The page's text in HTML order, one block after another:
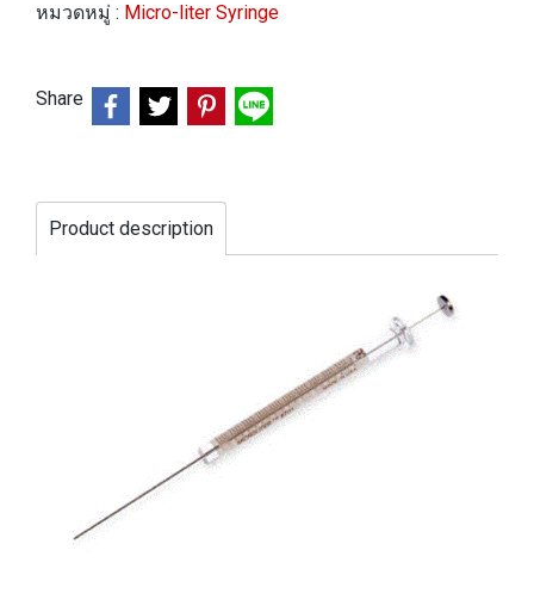
หมวดหมู่ : Micro-liter Syringe
Share
Product description